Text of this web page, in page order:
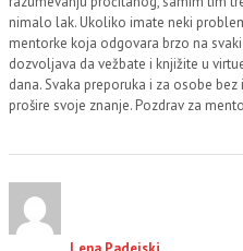
nimalo lak. Ukoliko imate neki
mentorke koja odgovara brzo na
dozvoljava da vežbate i knjižite u
dana. Svaka preporuka i za osobe
prošire svoje znanje. Pozdrav za